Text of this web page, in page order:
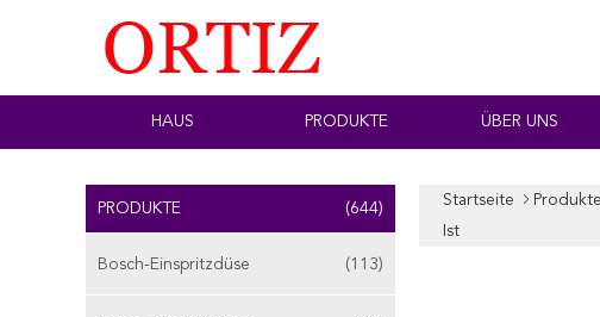
HAUS PRODUKTE ÜBER UNS
PRODUKTE (644)
Bosch-Einspritzdüse (113)
Startseite Produkte
Ist